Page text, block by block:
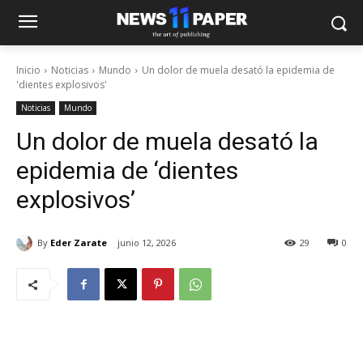
Inicio Noticias Mundo
Un dolor de muela desató la epidemia de
'dientes explosivos'
Noticias Mundo
Un dolor de muela desató la
epidemia de ‘dientes
explosivos’
By Eder Zarate junio 12, 2026 0
29